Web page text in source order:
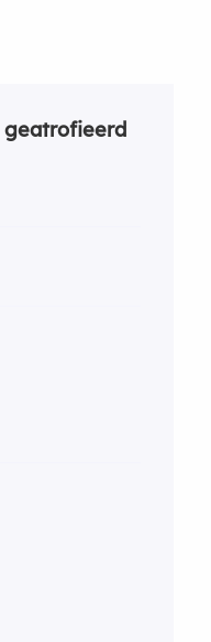
geatrofieerd